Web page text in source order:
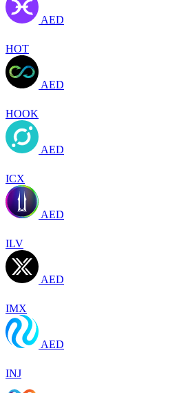
AED
HOT
AED
HOOK
AED
ICX
AED
ILV
AED
IMX
AED
INJ